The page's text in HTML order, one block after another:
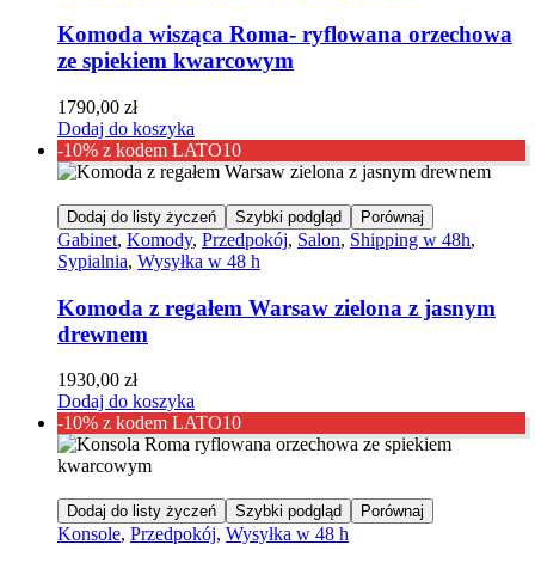
Komoda wisząca Roma- ryflowana orzechowa
ze spiekiem kwarcowym
1790,00 zł
Dodaj do koszyka
-10% z kodem LATO10
Dodaj do listy życzeń Szybki podgląd Porównaj
Gabinet, Komody, Przedpokój, Salon, Shipping w 48h,
Sypialnia, Wysyłka w 48 h
Komoda z regałem Warsaw zielona z jasnym
drewnem
1930,00 zł
Dodaj do koszyka
-10% z kodem LATO10
Dodaj do listy życzeń Szybki podgląd Porównaj
Konsole, Przedpokój, Wysyłka w 48 h